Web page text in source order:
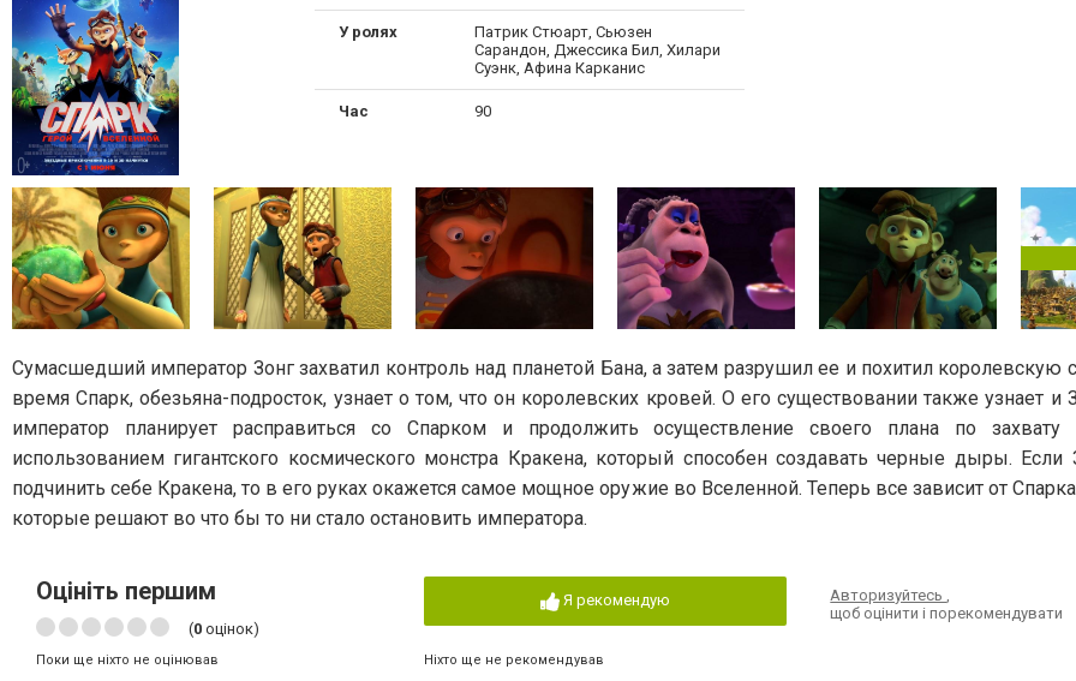
У ролях
Патрик Стюарт, Сьюзен
Сарандон, Джессика Бил, Хилари
Суэнк, Афина Карканис
Час 90
Сумасшедший император Зонг захватил контроль над планетой Бана, а затем разрушил ее и похитил королевскую
время Спарк, обезьяна-подросток, узнает о том, что он королевских кровей. О его существовании также узнает и
император планирует расправиться со Спарком и продолжить осуществление своего плана по захвату
использованием гигантского космического монстра Кракена, который способен создавать черные дыры. Если
подчинить себе Кракена, то в его руках окажется самое мощное оружие во Вселенной. Теперь все зависит от
которые решают во что бы то ни стало остановить императора.
Оцініть першим
(0 оцінок)
Поки ще ніхто не оцінював
Я рекомендую
Ніхто ще не рекомендував
Авторизуйтесь,
щоб оцінити і порекомендувати